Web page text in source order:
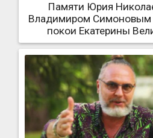
Памяти Юрия
Владимиром Симоновым
покои Екатерины